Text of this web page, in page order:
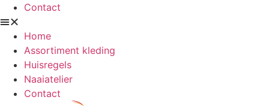
Contact
Home
Assortiment kleding
Huisregels
Naaiatelier
Contact